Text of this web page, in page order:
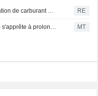
Inde : la consommation de carburant progresse de 3 % en juillet et atteint un sommet de quatre mois RE
La Maison Blanche s'apprête à prolonger l'exemption de la Jones Act pour freiner la hausse des prix de l'essence MT